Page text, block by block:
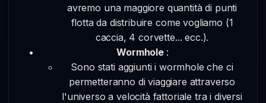
avremo una maggiore quantità di punti
flotta da distribuire come vogliamo (1
caccia, 4 corvette... ecc.).
Wormhole :
Sono stati aggiunti i wormhole che ci
permetteranno di viaggiare attraverso
l'universo a velocità fattoriale tra i diversi